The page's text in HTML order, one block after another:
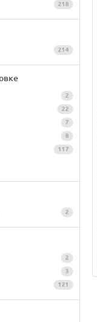
218
214
2
22
7
8
117
2
2
3
121